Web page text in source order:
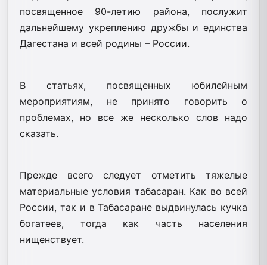
посвященное 90-летию района, послужит
дальнейшему укреплению дружбы и единства
Дагестана и всей родины – России.
В статьях, посвященных юбилейным
мероприятиям, не принято говорить о
проблемах, но все же несколько слов надо
сказать.
Прежде всего следует отметить тяжелые
материальные условия табасаран. Как во всей
России, так и в Табасаране выдвинулась кучка
богатеев, тогда как часть населения
нищенствует.